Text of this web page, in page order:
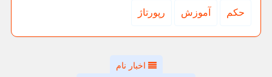
حكم آموزش رپورتاژ
اخبار نام